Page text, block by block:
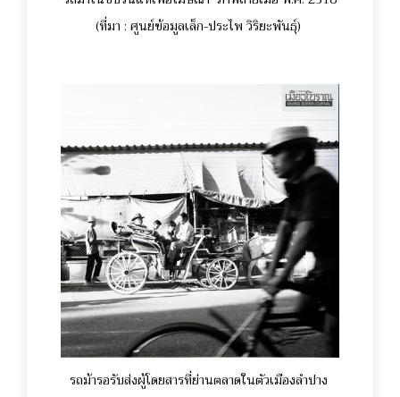
(ที่มา : ศูนย์ข้อมูลเล็ก-ประไพ วิริยะพันธุ์)
รถม้ารอรับส่งผู้โดยสารที่ย่านตลาดในตัวเมืองลำปาง